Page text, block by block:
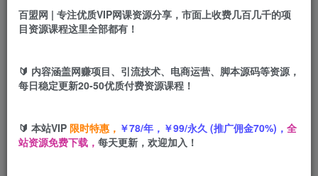
盟币 9.9
立即购买
Coze扣子工作流一键生成TK悬疑民间故事视频，AI实操教
百盟网 | 专注优质VIP网课资源分享，市面上收费几百几千的项
目资源课程这里全部都有！
🔰 内容涵盖网赚项目、引流技术、电商运营、脚本源码等资源，
每日稳定更新20-50优质付费资源课程！
🔰 本站VIP 限时特惠， ￥78/年，￥99/永久 (推广佣金70%)， 全
站资源免费下载， 每天更新，欢迎加入！